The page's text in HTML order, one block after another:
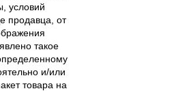
условий
продавца, от
такое
и/или
товара на